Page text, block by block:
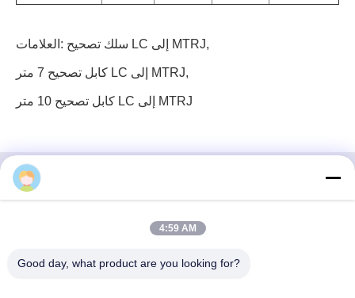
العلامات: سلك تصحيح LC إلى MTRJ,
كابل تصحيح 7 متر LC إلى MTRJ,
كابل تصحيح 10 متر LC إلى MTRJ
بريد إلكتروني: fanny@opticking.com
4:59 AM
Good day, what product are you looking for?